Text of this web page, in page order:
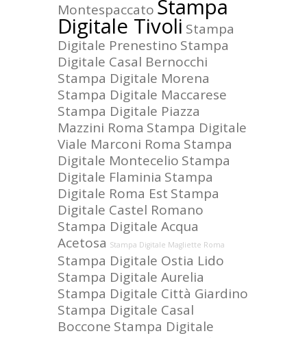
Montespaccato Stampa
Digitale Tivoli Stampa
Digitale Prenestino Stampa
Digitale Casal Bernocchi
Stampa Digitale Morena
Stampa Digitale Maccarese
Stampa Digitale Piazza
Mazzini Roma Stampa Digitale
Viale Marconi Roma Stampa
Digitale Montecelio Stampa
Digitale Flaminia Stampa
Digitale Roma Est Stampa
Digitale Castel Romano
Stampa Digitale Acqua
Acetosa Stampa Digitale Magliette Roma
Stampa Digitale Ostia Lido
Stampa Digitale Aurelia
Stampa Digitale Città Giardino
Stampa Digitale Casal
Boccone Stampa Digitale